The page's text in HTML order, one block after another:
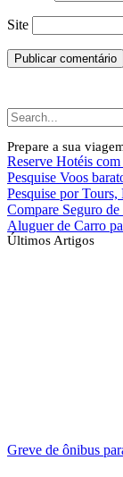
Site
Prepare a sua
Reserve Hotéis
Pesquise Voos
Pesquise por Tours,
Compare Seguro
Aluguer de Carro
Últimos Artigos
Greve de ônibus